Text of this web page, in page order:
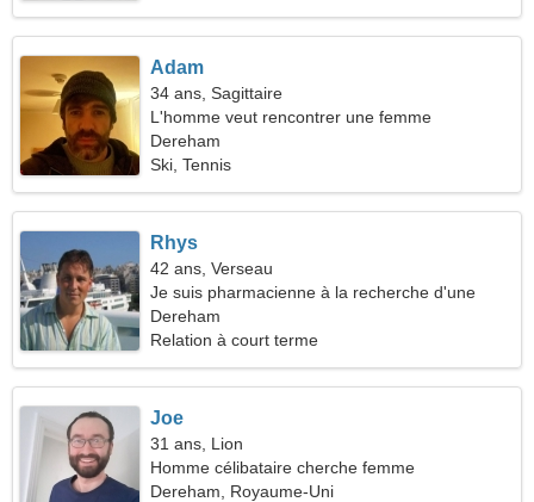
Adam
34 ans, Sagittaire
L'homme veut rencontrer une femme
Dereham
Ski, Tennis
Rhys
42 ans, Verseau
Je suis pharmacienne à la recherche d'une
femme mince
Dereham
Relation à court terme
Joe
31 ans, Lion
Homme célibataire cherche femme
Dereham, Royaume-Uni